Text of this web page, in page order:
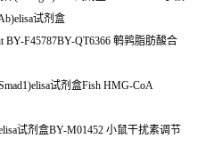
试剂盒
BY-F45787BY-QT6366 鹌鹑脂肪酸合
试剂盒Fish HMG-CoA
试剂盒BY-M01452 小鼠干扰素调节